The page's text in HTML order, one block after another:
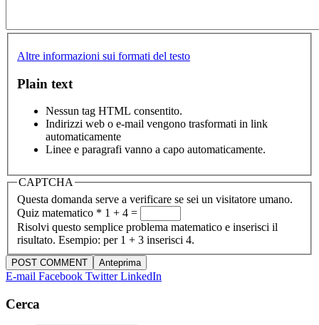
Altre informazioni sui formati del testo
Plain text
Nessun tag HTML consentito.
Indirizzi web o e-mail vengono trasformati in link
automaticamente
Linee e paragrafi vanno a capo automaticamente.
CAPTCHA
Questa domanda serve a verificare se sei un visitatore umano.
Quiz matematico * 1 + 4 =
Risolvi questo semplice problema matematico e inserisci il
risultato. Esempio: per 1 + 3 inserisci 4.
E-mail Facebook TwitterLinkedIn
Cerca